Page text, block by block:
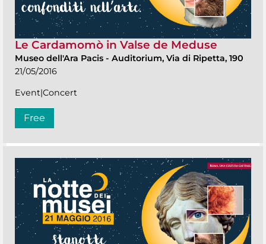
Le Cardamomò in Valse de Meduse
Museo dell'Ara Pacis - Auditorium, Via di Ripetta, 190
21/05/2016
Event|Concert
Free